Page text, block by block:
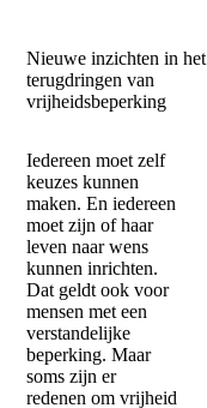
Nieuwe inzichten in het
terugdringen van
vrijheidsbeperking
Iedereen moet zelf
keuzes kunnen
maken. En iedereen
moet zijn of haar
leven naar wens
kunnen inrichten.
Dat geldt ook voor
mensen met een
verstandelijke
beperking. Maar
soms zijn er
redenen om vrijheid